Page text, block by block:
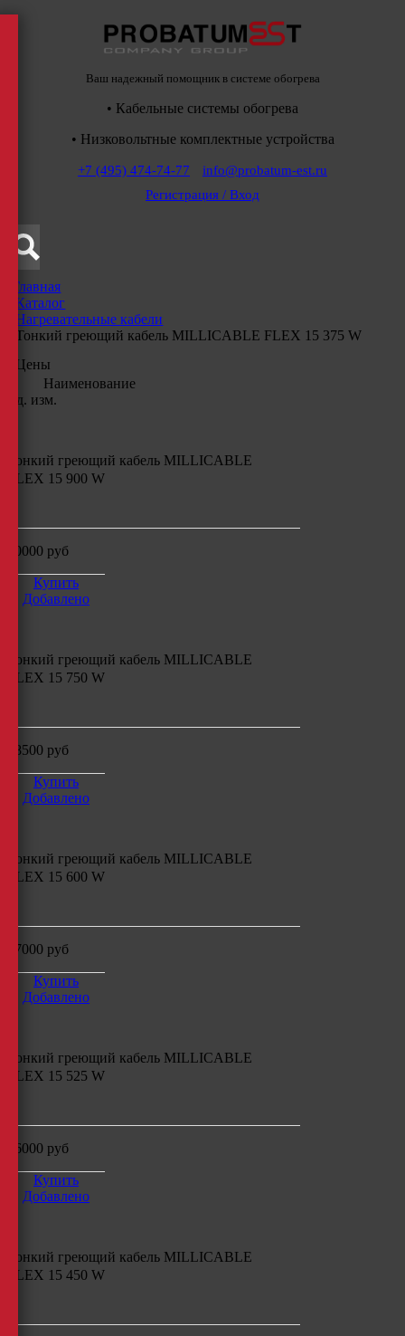
Ваш надежный помощник в системе обогрева
• Кабельные системы обогрева
• Низковольтные комплектные устройства
+7 (495) 474-74-77
info@probatum-est.ru
Регистрация / Вход
Главная
Каталог
Нагревательные кабели
Тонкий греющий кабель MILLICABLE FLEX 15 375 W
Цены
Наименование
Ед. изм.
Тонкий греющий кабель MILLICABLE
FLEX 15 900 W
20000 руб
Купить
Добавлено
Тонкий греющий кабель MILLICABLE
FLEX 15 750 W
18500 руб
Купить
Добавлено
Тонкий греющий кабель MILLICABLE
FLEX 15 600 W
17000 руб
Купить
Добавлено
Тонкий греющий кабель MILLICABLE
FLEX 15 525 W
16000 руб
Купить
Добавлено
Тонкий греющий кабель MILLICABLE
FLEX 15 450 W